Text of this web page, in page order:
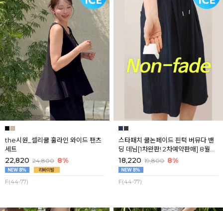
the시원_셀리쿨 훌라인 와이드 팬츠
세트
22,820 24,800 8%
F(44-77)
스타패치 쿨논페이드 핀턱 버뮤다 밴
딩 데님[1차완판! 2차예약판매] 8월셋
째주 순차배송
18,220 19,800 8%
F(44-77)